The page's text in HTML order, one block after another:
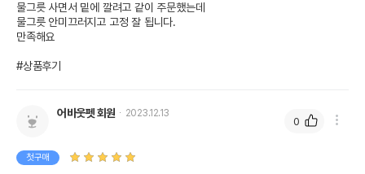
물그릇 사면서 밑에 깔려고 같이 주문했는데
물그릇 안미끄러지고 고정 잘 됩니다.
만족해요
#상품후기
어바웃펫 회원 2023.12.13
첫구매
0